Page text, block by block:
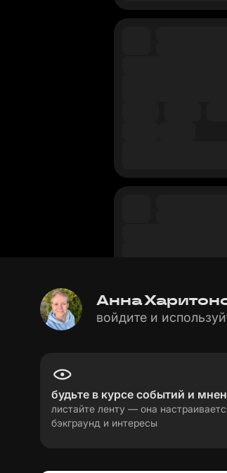
Анна
войдите и
будьте в курсе событий и
листайте ленту — она
бэкграунд и интересы